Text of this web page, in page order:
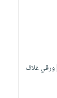
|ورقي غلاف